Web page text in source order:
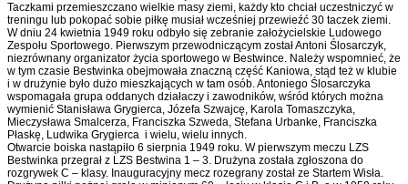
Taczkami przemieszczano wielkie masy ziemi, każdy kto chciał uczestniczyć w
treningu lub pokopać sobie piłkę musiał wcześniej przewieźć 30 taczek ziemi.
W dniu 24 kwietnia 1949 roku odbyło się zebranie założycielskie Ludowego
Zespołu Sportowego. Pierwszym przewodniczącym został Antoni Ślosarczyk,
niezrównany organizator życia sportowego w Bestwince. Należy wspomnieć, że
w tym czasie Bestwinka obejmowała znaczną część Kaniowa, stąd też w klubie
i w drużynie było dużo mieszkających w tam osób. Antoniego Ślosarczyka
wspomagała grupa oddanych działaczy i zawodników, wśród których można
wymienić Stanisława Grygierca, Józefa Szwajcę, Karola Tomaszczyka,
Mieczysława Smalcerza, Franciszka Szweda, Stefana Urbanke, Franciszka
Płaskę, Ludwika Grygierca i wielu, wielu innych.
Otwarcie boiska nastąpiło 6 sierpnia 1949 roku. W pierwszym meczu LZS
Bestwinka przegrał z LZS Bestwina 1 – 3. Drużyna została zgłoszona do
rozgrywek C – klasy. Inauguracyjny mecz rozegrany został ze Startem Wisła.